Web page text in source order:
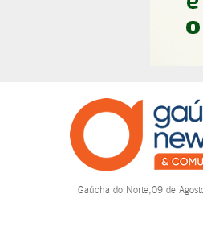
Gaúcha do Norte,09 de